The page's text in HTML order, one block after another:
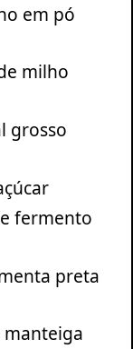
em pó
milho
grosso
fermento
preta
manteiga